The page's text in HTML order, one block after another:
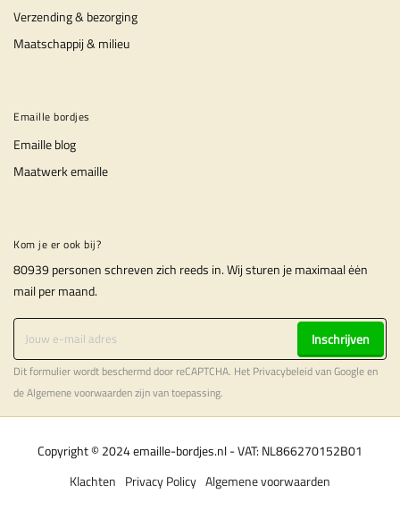
Verzending & bezorging
Maatschappij & milieu
Emaille bordjes
Emaille blog
Maatwerk emaille
Kom je er ook bij?
80939 personen schreven zich reeds in. Wij sturen je maximaal ėėn
mail per maand.
Inschrijven
Dit formulier wordt beschermd door reCAPTCHA. Het Privacybeleidvan Google en
deAlgemene voorwaardenzijn van toepassing.
Copyright © 2024 emaille-bordjes.nl - VAT: NL866270152B01
Algemene voorwaarden
Privacy Policy
Klachten